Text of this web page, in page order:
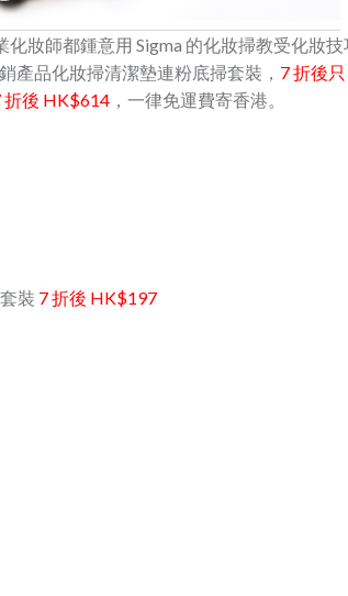
妝師都鍾意用 Sigma 的化妝掃教受化妝技
產品化妝掃清潔墊連粉底掃套裝， 7 折後只
折後 HK$614 ，一律免運費寄香港。
裝 7 折後 HK$197